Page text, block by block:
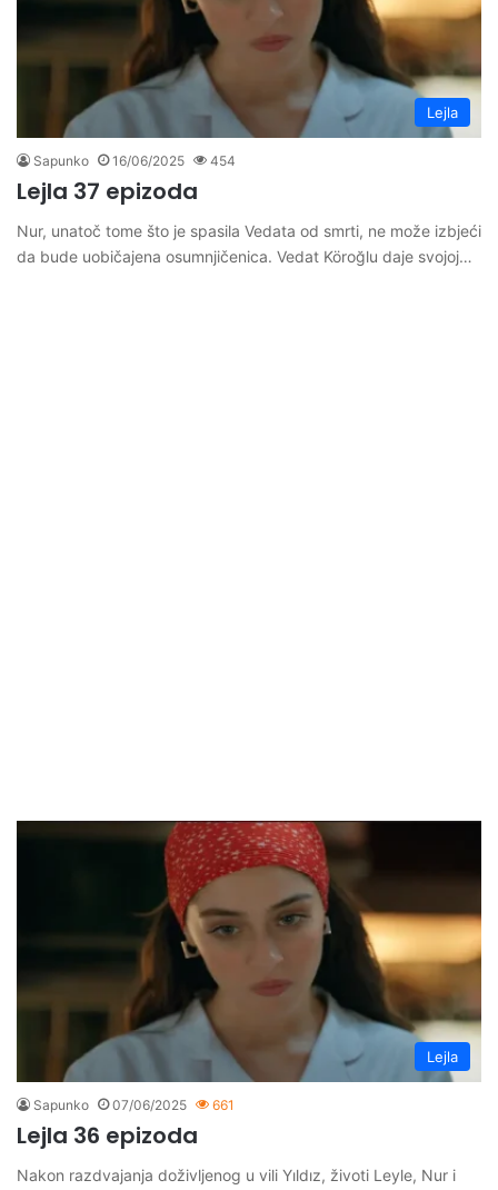
Lejla
Sapunko 16/06/2025 454
Lejla 37 epizoda
Nur, unatoč tome što je spasila Vedata od smrti, ne može izbjeći
da bude uobičajena osumnjičenica. Vedat Köroğlu daje svojoj…
Lejla
Sapunko 07/06/2025 661
Lejla 36 epizoda
Nakon razdvajanja doživljenog u vili Yıldız, životi Leyle, Nur i